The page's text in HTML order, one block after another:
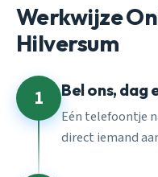
Werkwijze
Hilversum
1 Bel ons, dag
Eén telefoontje
direct iemand